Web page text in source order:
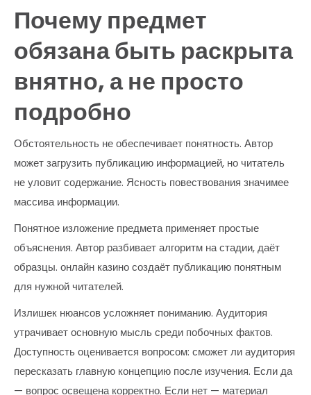
Почему предмет
обязана быть раскрыта
внятно, а не просто
подробно
Обстоятельность не обеспечивает понятность. Автор
может загрузить публикацию информацией, но читатель
не уловит содержание. Ясность повествования значимее
массива информации.
Понятное изложение предмета применяет простые
объяснения. Автор разбивает алгоритм на стадии, даёт
образцы. онлайн казино создаёт публикацию понятным
для нужной читателей.
Излишек нюансов усложняет пониманию. Аудитория
утрачивает основную мысль среди побочных фактов.
Доступность оценивается вопросом: сможет ли аудитория
пересказать главную концепцию после изучения. Если да
— вопрос освещена корректно. Если нет — материал